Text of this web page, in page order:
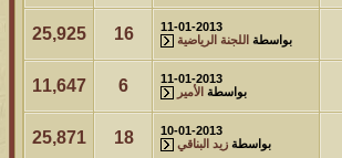
11-01-2013
بواسطة اللجنة الرياضية 16
25,925
11-01-2013
بواسطة الأمير 6
11,647
10-01-2013
بواسطة زيد البناقي 18
25,871